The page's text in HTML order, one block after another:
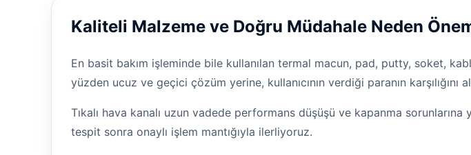
Kaliteli Malzeme ve Doğru Müdahale Neden
En basit bakım işleminde bile kullanılan termal macun, pad, putty, soket,
yüzden ucuz ve geçici çözüm yerine, kullanıcının verdiği paranın
Tıkalı hava kanalı uzun vadede performans düşüşü ve kapanma
tespit sonra onaylı işlem mantığıyla ilerliyoruz.